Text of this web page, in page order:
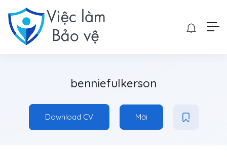
benniefulkerson
Download CV Mời